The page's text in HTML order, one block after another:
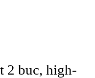
2 buc, high-